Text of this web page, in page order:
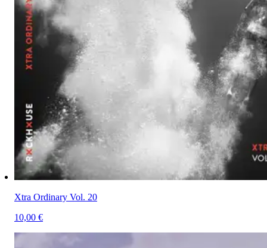
Xtra Ordinary Vol. 20
10,00 €